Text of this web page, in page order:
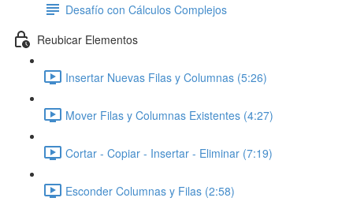
Desafío con Cálculos Complejos
Reubicar Elementos
Insertar Nuevas Filas y Columnas (5:26)
Mover Filas y Columnas Existentes (4:27)
Cortar - Copiar - Insertar - Eliminar (7:19)
Esconder Columnas y Filas (2:58)